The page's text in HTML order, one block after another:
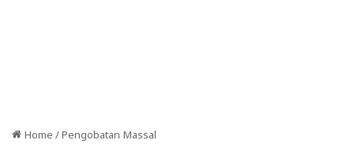
Home / Pengobatan Massal